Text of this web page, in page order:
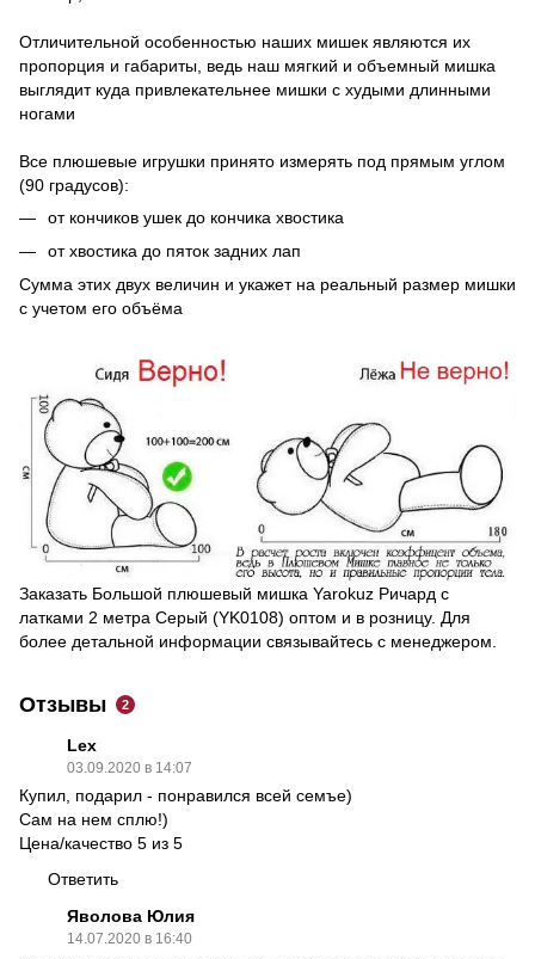
Отличительной особенностью наших мишек являются их
пропорция и габариты, ведь наш мягкий и объемный мишка
выглядит куда привлекательнее мишки с худыми длинными
ногами
Все плюшевые игрушки принято измерять под прямым углом
(90 градусов):
от кончиков ушек до кончика хвостика
от хвостика до пяток задних лап
Сумма этих двух величин и укажет на реальный размер мишки
с учетом его объёма
Заказать Большой плюшевый мишка Yarokuz Ричард с
латками 2 метра Серый (YK0108) оптом и в розницу. Для
более детальной информации связывайтесь с менеджером.
Отзывы 2
Lex
03.09.2020 в 14:07
Купил, подарил - понравился всей семъе)
Сам на нем сплю!)
Цена/качество 5 из 5
Ответить
Яволова Юлия
14.07.2020 в 16:40